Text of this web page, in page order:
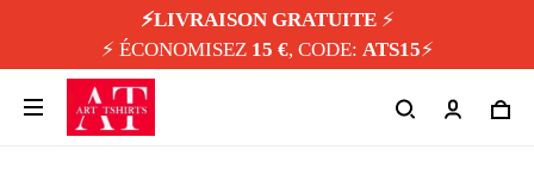
⚡️LIVRAISON GRATUITE⚡️
⚡️ ÉCONOMISEZ 15 €, CODE: ATS15⚡️